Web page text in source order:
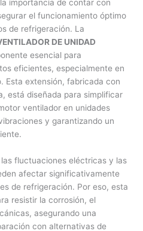
importancia de contar con
el funcionamiento óptimo
de refrigeración. La
DE UNIDAD
esencial para
eficientes, especialmente en
Esta extensión, fabricada con
está diseñada para simplificar
ventilador en unidades
y garantizando un
fluctuaciones eléctricas y las
afectar significativamente
de refrigeración. Por eso, esta
resistir la corrosión, el
asegurando una
con alternativas de